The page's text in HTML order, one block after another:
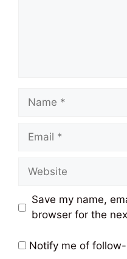
Name
Email
Website
Save my name,
browser for the
Notify me of